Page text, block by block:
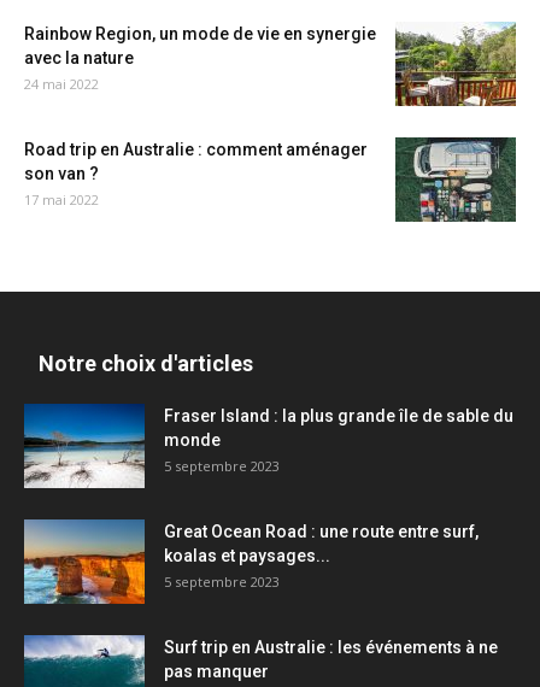
Rainbow Region, un mode de vie en synergie
avec la nature
24 mai 2022
Road trip en Australie : comment aménager
son van ?
17 mai 2022
Notre choix d'articles
Fraser Island : la plus grande île de sable du
monde
5 septembre 2023
Great Ocean Road : une route entre surf,
koalas et paysages...
5 septembre 2023
Surf trip en Australie : les événements à ne
pas manquer